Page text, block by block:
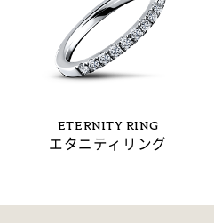
ETERNITY RING
エタニティリング